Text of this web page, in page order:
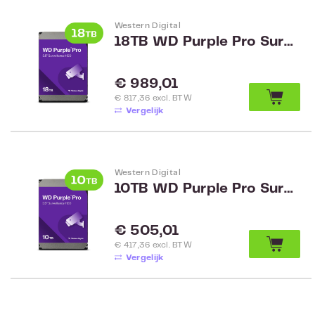
Western Digital
18TB WD Purple Pro Surveillance WD181PURP
Normale prijs:
€ 989,01
€ 817,36 excl. BTW
Vergelijk
Western Digital
10TB WD Purple Pro Surveillance WD102PURP
Normale prijs:
€ 505,01
€ 417,36 excl. BTW
Vergelijk